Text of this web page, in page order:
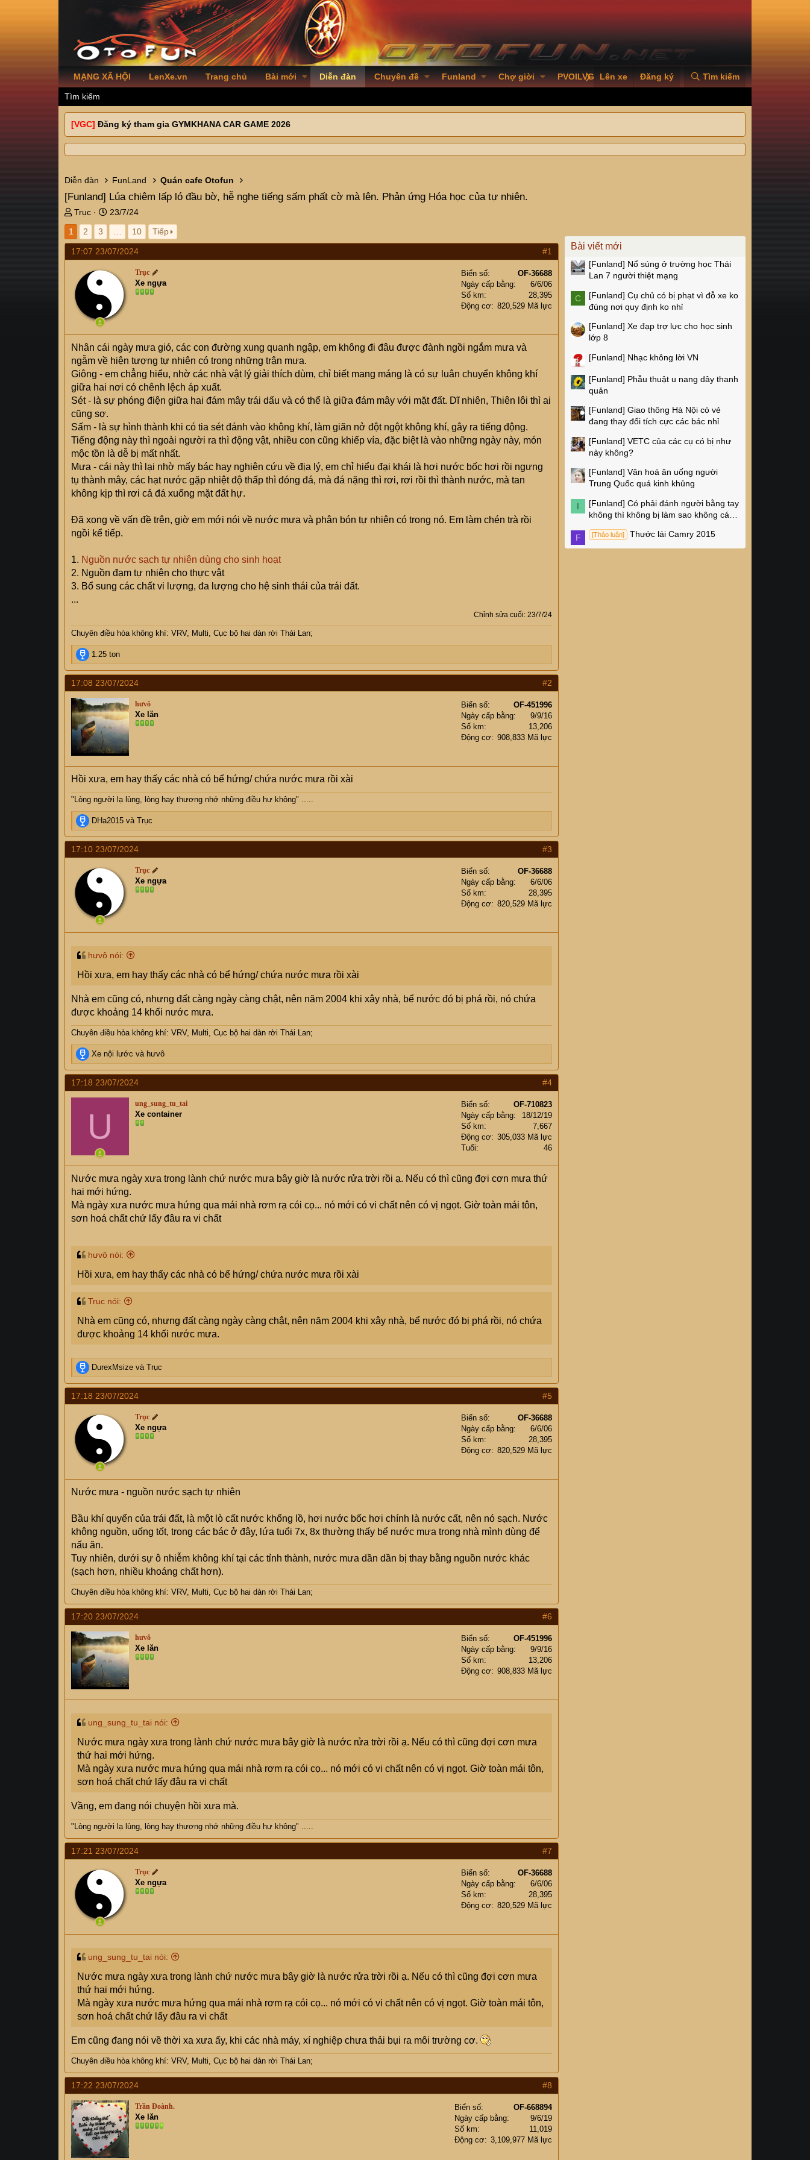
MẠNG XÃ HỘI LenXe.vn Trang chủ Bài mới Diễn đàn Chuyên đề Funland Chợ giời PVOILVGC2026
Lên xe Đăng ký Tìm kiếm
Tìm kiếm
[VGC] Đăng ký tham gia GYMKHANA CAR GAME 2026
Diễn đàn FunLand Quán cafe Otofun
[Funland] Lúa chiêm lấp ló đầu bờ, hễ nghe tiếng sấm phất cờ mà lên. Phản ứng Hóa học của tự nhiên.
T
h
e
a
t
a
e
r
Trục
N
g
y
g
23/7/24
1
2 3 10 Tiếp
17:07 23/07/2024 #1
Trục
Xe ngựa
Biển số
OF-36688
Ngày cấp bằng
6/6/06
Số km
28,395
Động cơ
820,529 Mã lực
Nhân cái ngày mưa gió, các con đường xung quanh ngập, em không đi đâu được đành ngồi ngắm mưa và
ngẫm về hiện tượng tự nhiên có trong những trận mưa.
Giông - em chẳng hiểu, nhờ các nhà vật lý giải thích dùm, chỉ biết mang máng là có sự luân chuyển không khí
giữa hai nơi có chênh lệch áp xuất.
Sét - là sự phóng điện giữa hai đám mây trái dấu và có thể là giữa đám mây với mặt đất. Dĩ nhiên, Thiên lôi thì ai
cũng sợ.
Sấm - là sự hình thành khi có tia sét đánh vào không khí, làm giãn nở đột ngột không khí, gây ra tiếng động.
Tiếng động này thì ngoài người ra thì động vật, nhiều con cũng khiếp vía, đặc biệt là vào những ngày này, món
mộc tồn là dễ bị mất nhất.
Mưa - cái này thì lại nhờ mấy bác hay nghiên cứu về địa lý, em chỉ hiểu đại khái là hơi nước bốc hơi rồi ngưng
tụ thành mây, các hạt nước gặp nhiệt độ thấp thì đóng đá, mà đá nặng thì rơi, rơi rồi thì thành nước, mà tan
không kịp thì rơi cả đá xuống mặt đất hự.
Đã xong về vấn đề trên, giờ em mới nói về nước mưa và phân bón tự nhiên có trong nó. Em làm chén trà rồi
ngồi kể tiếp.
1. Nguồn nước sạch tự nhiên dùng cho sinh hoạt
2. Nguồn đạm tự nhiên cho thực vật
3. Bổ sung các chất vi lượng, đa lượng cho hệ sinh thái của trái đất.
...
Chỉnh sửa cuối: 23/7/24
Chuyên điều hòa không khí: VRV, Multi, Cục bộ hai dàn rời Thái Lan;
R
e
a
c
t
i
o
n
s
:
1.25 ton
17:08 23/07/2024 #2
hưvô
Xe lăn
Biển số
OF-451996
Ngày cấp bằng
9/9/16
Số km
13,206
Động cơ
908,833 Mã lực
Hồi xưa, em hay thấy các nhà có bể hứng/ chứa nước mưa rồi xài
"Lòng người lạ lùng, lòng hay thương nhớ những điều hư không" .....
R
e
a
c
i
:
DHa2015 và Trục
17:10 23/07/2024 #3
Trục
Xe ngựa
Biển số
OF-36688
Ngày cấp bằng
6/6/06
Số km
28,395
Động cơ
820,529 Mã lực
hưvô nói:
Hồi xưa, em hay thấy các nhà có bể hứng/ chứa nước mưa rồi xài
Nhà em cũng có, nhưng đất càng ngày càng chật, nên năm 2004 khi xây nhà, bể nước đó bị phá rồi, nó chứa
được khoảng 14 khối nước mưa.
Chuyên điều hòa không khí: VRV, Multi, Cục bộ hai dàn rời Thái Lan;
R
e
a
c
t
s
Xe nội lước và hưvô
17:18 23/07/2024 #4
U
ung_sung_tu_tai
Xe container
Biển số
OF-710823
Ngày cấp bằng
18/12/19
Số km
7,667
Động cơ
305,033 Mã lực
Tuổi
46
Nước mưa ngày xưa trong lành chứ nước mưa bây giờ là nước rửa trời rồi ạ. Nếu có thì cũng đợi cơn mưa thứ
hai mới hứng.
Mà ngày xưa nước mưa hứng qua mái nhà rơm rạ cói cọ... nó mới có vi chất nên có vị ngọt. Giờ toàn mái tôn,
sơn hoá chất chứ lấy đâu ra vi chất
hưvô nói:
Hồi xưa, em hay thấy các nhà có bể hứng/ chứa nước mưa rồi xài
Trục nói:
Nhà em cũng có, nhưng đất càng ngày càng chật, nên năm 2004 khi xây nhà, bể nước đó bị phá rồi, nó chứa
được khoảng 14 khối nước mưa.
R
e
a
c
i
:
DurexMsize và Trục
17:18 23/07/2024 #5
Trục
Xe ngựa
Biển số
OF-36688
Ngày cấp bằng
6/6/06
Số km
28,395
Động cơ
820,529 Mã lực
Nước mưa - nguồn nước sạch tự nhiên
Bầu khí quyển của trái đất, là một lò cất nước khổng lồ, hơi nước bốc hơi chính là nước cất, nên nó sạch. Nước
không nguồn, uống tốt, trong các bác ở đây, lứa tuổi 7x, 8x thường thấy bể nước mưa trong nhà mình dùng để
nấu ăn.
Tuy nhiên, dưới sự ô nhiễm không khí tại các tỉnh thành, nước mưa dần dần bị thay bằng nguồn nước khác
(sạch hơn, nhiều khoáng chất hơn).
Chuyên điều hòa không khí: VRV, Multi, Cục bộ hai dàn rời Thái Lan;
17:20 23/07/2024 #6
hưvô
Xe lăn
Biển số
OF-451996
Ngày cấp bằng
9/9/16
Số km
13,206
Động cơ
908,833 Mã lực
ung_sung_tu_tai nói:
Nước mưa ngày xưa trong lành chứ nước mưa bây giờ là nước rửa trời rồi ạ. Nếu có thì cũng đợi cơn mưa
thứ hai mới hứng.
Mà ngày xưa nước mưa hứng qua mái nhà rơm rạ cói cọ... nó mới có vi chất nên có vị ngọt. Giờ toàn mái tôn,
sơn hoá chất chứ lấy đâu ra vi chất
Vầng, em đang nói chuyện hồi xưa mà.
"Lòng người lạ lùng, lòng hay thương nhớ những điều hư không" .....
17:21 23/07/2024 #7
Trục
Xe ngựa
Biển số
OF-36688
Ngày cấp bằng
6/6/06
Số km
28,395
Động cơ
820,529 Mã lực
ung_sung_tu_tai nói:
Nước mưa ngày xưa trong lành chứ nước mưa bây giờ là nước rửa trời rồi ạ. Nếu có thì cũng đợi cơn mưa
thứ hai mới hứng.
Mà ngày xưa nước mưa hứng qua mái nhà rơm rạ cói cọ... nó mới có vi chất nên có vị ngọt. Giờ toàn mái tôn,
sơn hoá chất chứ lấy đâu ra vi chất
Em cũng đang nói về thời xa xưa ấy, khi các nhà máy, xí nghiệp chưa thải bụi ra môi trường cơ.
Chuyên điều hòa không khí: VRV, Multi, Cục bộ hai dàn rời Thái Lan;
17:22 23/07/2024 #8
Trần Đoành.
Xe lăn
Biển số
OF-668894
Ngày cấp bằng
9/6/19
Số km
11,019
Động cơ
3,109,977 Mã lực
Bài viết mới
[Funland] Nổ súng ở trường học Thái
Lan 7 người thiệt mạng
C [Funland] Cụ chủ có bị phạt vì đỗ xe ko
đúng nơi quy định ko nhỉ
[Funland] Xe đạp trợ lực cho học sinh
lớp 8
[Funland] Nhạc không lời VN
[Funland] Phẫu thuật u nang dây thanh
quản
[Funland] Giao thông Hà Nội có vẻ
đang thay đổi tích cực các bác nhỉ
[Funland] VETC của các cụ có bị như
này không?
[Funland] Văn hoá ăn uống người
Trung Quốc quá kinh khủng
I [Funland] Có phải đánh người bằng tay
không thì không bị làm sao không các
F
[Thảo luận] Thước lái Camry 2015